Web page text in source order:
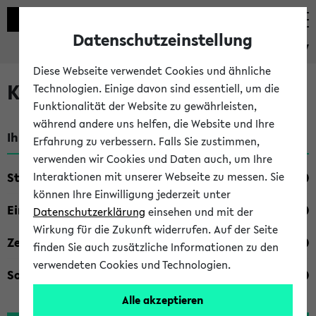
eKVV
Kombisuche im eKVV
Ihre Suchkriterien:
Studienfach
Einrichtung
Zeiten
Sonstiges
Datenschutzeinstellung
Diese Webseite verwendet Cookies und ähnliche
Technologien. Einige davon sind essentiell, um die
Funktionalität der Website zu gewährleisten,
während andere uns helfen, die Website und Ihre
Erfahrung zu verbessern. Falls Sie zustimmen,
verwenden wir Cookies und Daten auch, um Ihre
Interaktionen mit unserer Webseite zu messen. Sie
können Ihre Einwilligung jederzeit unter
Datenschutzerklärung einsehen und mit der
Wirkung für die Zukunft widerrufen. Auf der Seite
finden Sie auch zusätzliche Informationen zu den
verwendeten Cookies und Technologien.
Alle akzeptieren